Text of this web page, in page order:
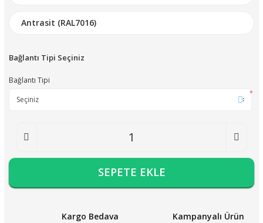
Bağlantı Tipi Seçiniz
Bağlantı Tipi
*
SEPETE EKLE
Kargo Bedava Kampanyalı Ürün